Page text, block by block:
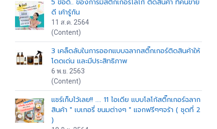
5 ข้อดี.. ของการมีสติ๊กเกอร์โลโก้ ติดสินค้า ที่คนขาย
ดี เค้ารู้กัน
11 ส.ค. 2564
(Content)
3 เคล็ดลับในการออกแบบฉลากสติ๊กเกอร์ติดสินค้าให้
โดดเด่น และมีประสิทธิภาพ
6 พ.ย. 2563
(Content)
แชร์เก็บไว้เลย!! .... 11 ไอเดีย แบบโลโก้สติ๊กเกอร์ฉลาก
สินค้า " เบเกอรี่ ขนมต่างๆ " แจกฟรีๆๆจร้า ( ชุดที่ 2
)